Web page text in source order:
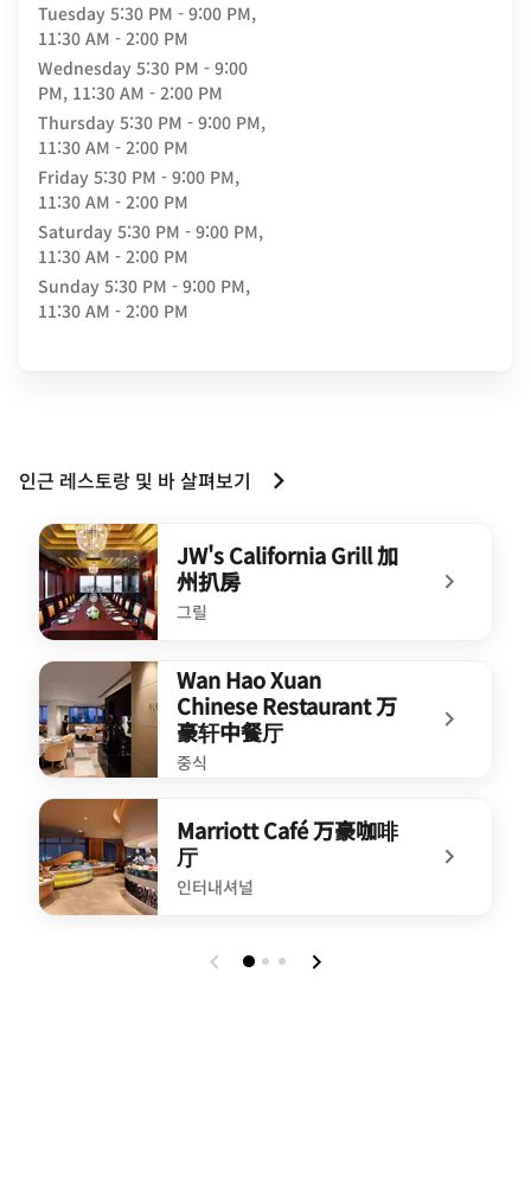
Tuesday 5:30 PM - 9:00 PM,
11:30 AM - 2:00 PM
Wednesday 5:30 PM - 9:00
PM, 11:30 AM - 2:00 PM
Thursday 5:30 PM - 9:00 PM,
11:30 AM - 2:00 PM
Friday 5:30 PM - 9:00 PM,
11:30 AM - 2:00 PM
Saturday 5:30 PM - 9:00 PM,
11:30 AM - 2:00 PM
Sunday 5:30 PM - 9:00 PM,
11:30 AM - 2:00 PM
인근 레스토랑 및 바 살펴보기
JW's California Grill 加
州扒房
그릴
undefined JW's California Grill 加州扒房
Wan Hao Xuan
Chinese Restaurant 万
豪轩中餐厅
중식
undefined Wan Hao Xuan Chinese Restaurant 万豪轩中
Marriott Café 万豪咖啡
厅
인터내셔널
undefined Marriott Café 万豪咖啡厅